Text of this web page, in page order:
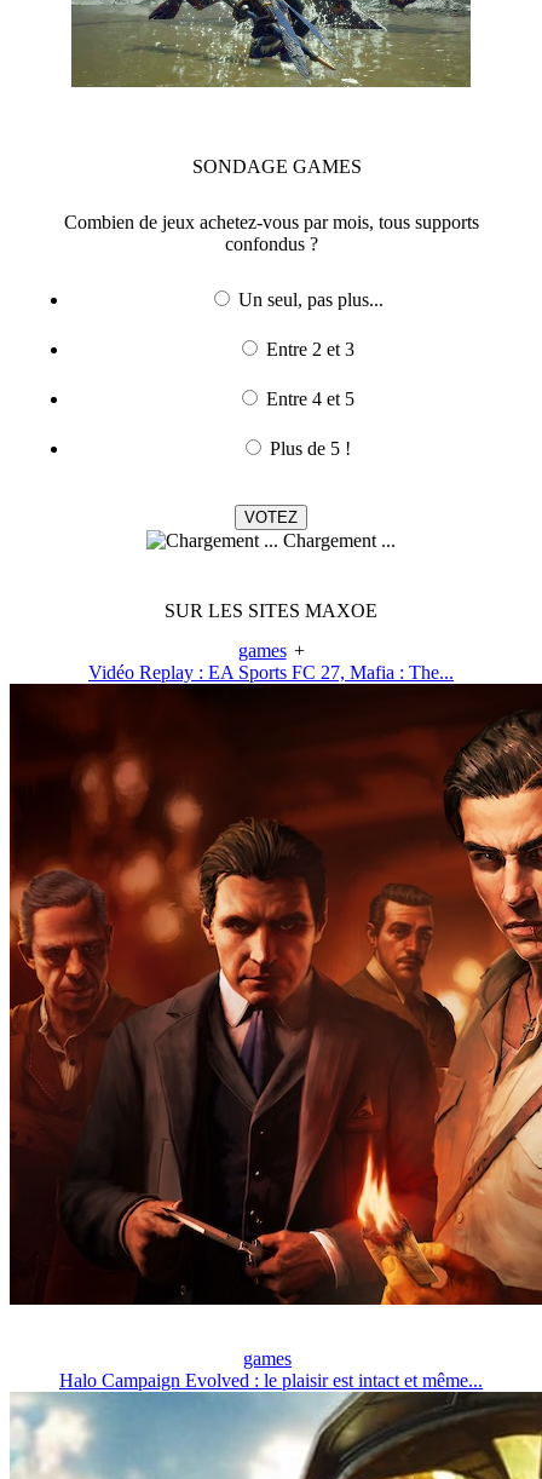
SONDAGE GAMES
Combien de jeux achetez-vous par mois, tous supports
confondus ?
Un seul, pas plus...
Entre 2 et 3
Entre 4 et 5
Plus de 5 !
Chargement ...
SUR LES SITES MAXOE
games +
Vidéo Replay : EA Sports FC 27, Mafia : The...
games
Halo Campaign Evolved : le plaisir est intact et même...